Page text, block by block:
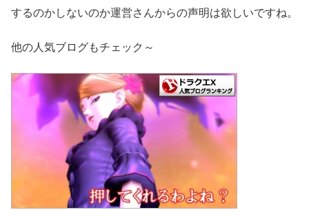
するのかしないのか運営さんからの声明は欲しいですね。
他の人気ブログもチェック～